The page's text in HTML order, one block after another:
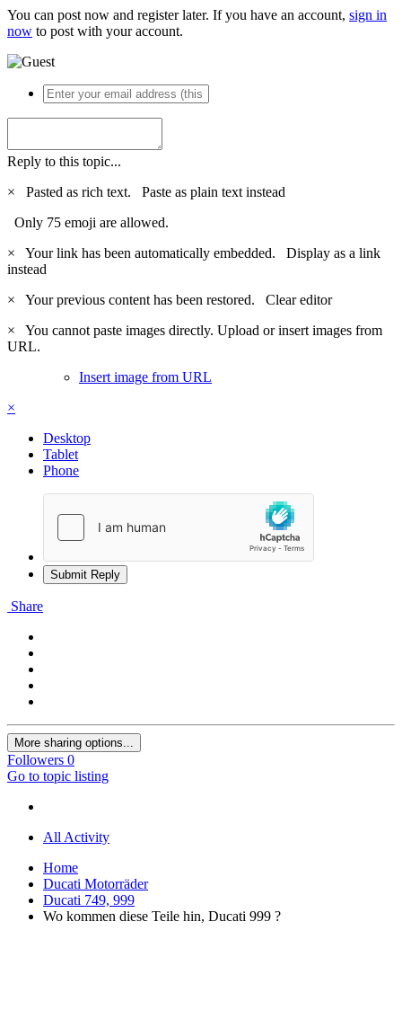
You can post now and register later. If you have an account, sign in
now to post with your account.
Reply to this topic...
×
Pasted as rich text. Paste as plain text instead
Only 75 emoji are allowed.
×
Your link has been automatically embedded. Display as a link
instead
×
Your previous content has been restored. Clear editor
×
You cannot paste images directly. Upload or insert images from
URL.
Insert image from URL
×
Desktop
Tablet
Phone
Submit Reply
Share
More sharing options...
Followers 0
Go to topic listing
All Activity
Home
Ducati Motorräder
Ducati 749, 999
Wo kommen diese Teile hin, Ducati 999 ?